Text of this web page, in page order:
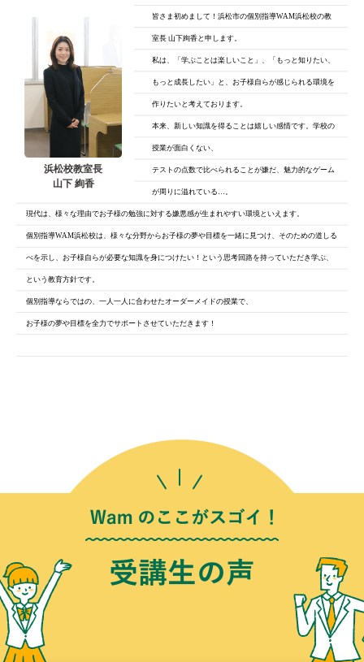
浜松校教室長
山下 絢香
皆さま初めまして！浜松市の個別指導WAM浜松校の教
室長 山下絢香と申します。
私は、「学ぶことは楽しいこと」、「もっと知りたい、
もっと成長したい」と、 お子様自らが感じられる環境を
作りたいと考えております。
本来、新しい知識を得ることは嬉しい感情です。学校の
授業が面白くない、
テストの点数で比べられることが嫌だ、魅力的なゲーム
が周りに溢れている…。
現代は、様々な理由でお子様の勉強に対する嫌悪感が生まれやすい環境といえます。
個別指導WAM浜松校は、様々な分野からお子様の夢や目標を一緒に見つけ、そのための道しる
べを示し、お子様自らが必要な知識を身につけたい！という思考回路を持っていただき学ぶ、
という教育方針です。
個別指導ならではの、一人一人に合わせたオーダーメイドの授業で、
お子様の夢や目標を全力でサポートさせていただきます！